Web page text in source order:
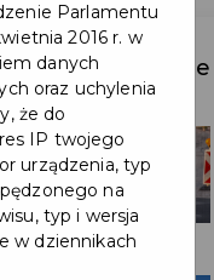
Ostatnie
Parlamentu
2016 r. w
danych
oraz uchylenia
że do
IP twojego
urządzenia, typ
na
typ i wersja
w dziennikach